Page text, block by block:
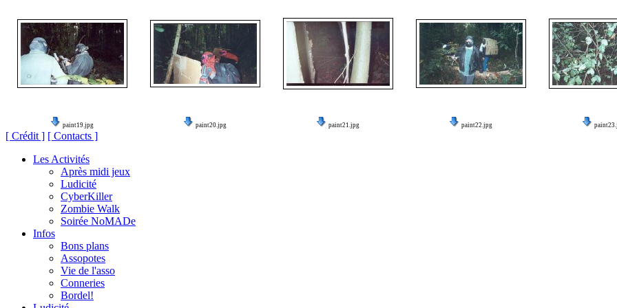
paint19.jpg paint20.jpg paint21.jpg paint22.jpg
[ Crédit ] [ Contacts ]
Les Activités
Après midi jeux
Ludicité
CyberKiller
Zombie Walk
Soirée NoMADe
Infos
Bons plans
Assopotes
Vie de l'asso
Conneries
Bordel!